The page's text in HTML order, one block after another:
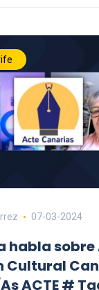
07-03-2024
habla sobre
Cultural
ACTE #